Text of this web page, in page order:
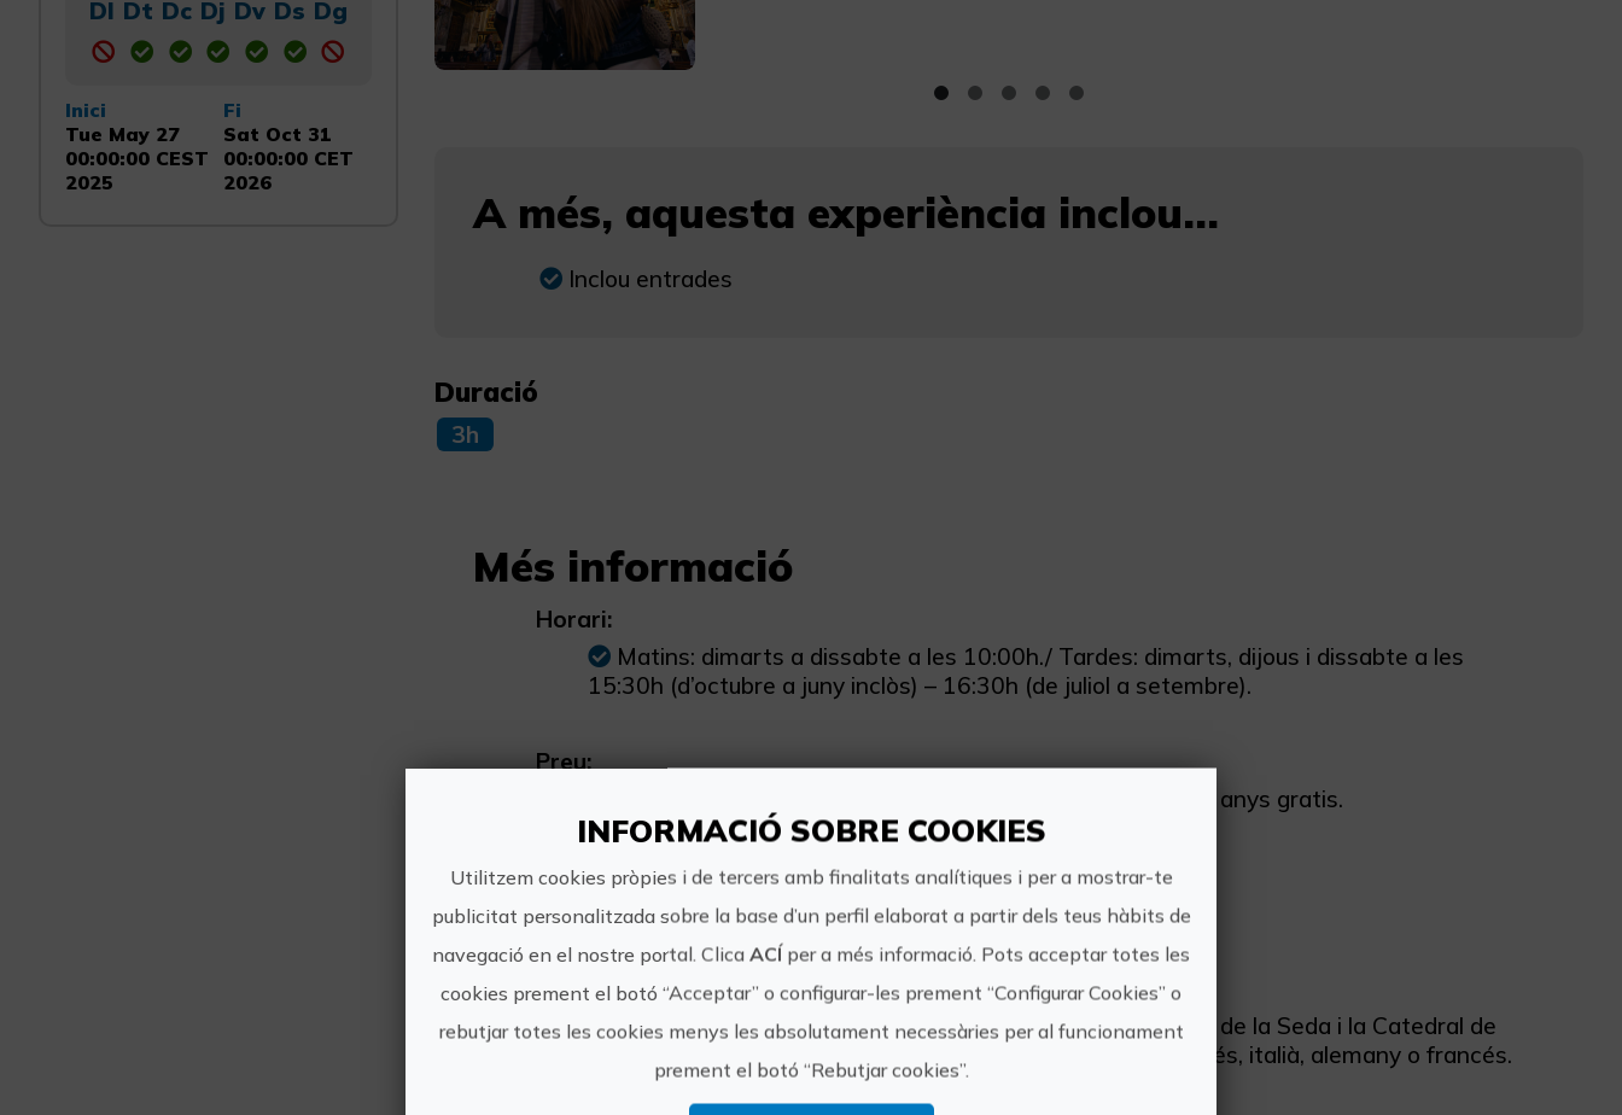
Dl Dt Dc Dj Dv Ds Dg
Inici
Tue May 27
00:00:00 CEST
2025
Fi
Sat Oct 31
00:00:00 CET
2026
A més, aquesta experiència inclou...
Inclou entrades
Duració
3h
Més informació
Horari:
Matins: dimarts a dissabte a les 10:00h./ Tardes: dimarts, dijous i dissabte a les
15:30h (d’octubre a juny inclòs) – 16:30h (de juliol a setembre).
Preu:
Adults: 45€. Xiquets de 8 a 13 anys: 17,5€. Menors de 7 anys gratis.
Com arribar:
Punt de trobada: Torres de Serrans
Una altra informació:
Inclou entrades per a l'Església de Sant Nicolás, la Llotja de la Seda i la Catedral de
València. Tria el teu idioma en fer la reserva: espanyol, anglés, italià, alemany o francés.
INFORMACIÓ SOBRE COOKIES
Utilitzem cookies pròpies i de tercers amb finalitats analítiques i per a mostrar-te
publicitat personalitzada sobre la base d’un perfil elaborat a partir dels teus hàbits de
navegació en el nostre portal. Clica ACÍ per a més informació. Pots acceptar totes les
cookies prement el botó “Acceptar” o configurar-les prement “Configurar Cookies” o
rebutjar totes les cookies menys les absolutament necessàries per al funcionament
prement el botó “Rebutjar cookies”.